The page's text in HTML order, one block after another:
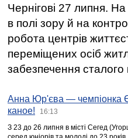
Чернігові 27 липня.
в полі зору й на
робота центрів
переміщених осіб
забезпечення сталого
Анна Юр'єва — чемпіонка
каное!
16:13
З 23 до 26 липня в місті Сегед